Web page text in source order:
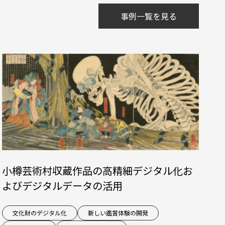
事例一覧を見る
小樽芸術村収蔵作品の高精細デジタル化お
よびデジタルデータの活用
文化財のデジタル化
新しい鑑賞体験の開発